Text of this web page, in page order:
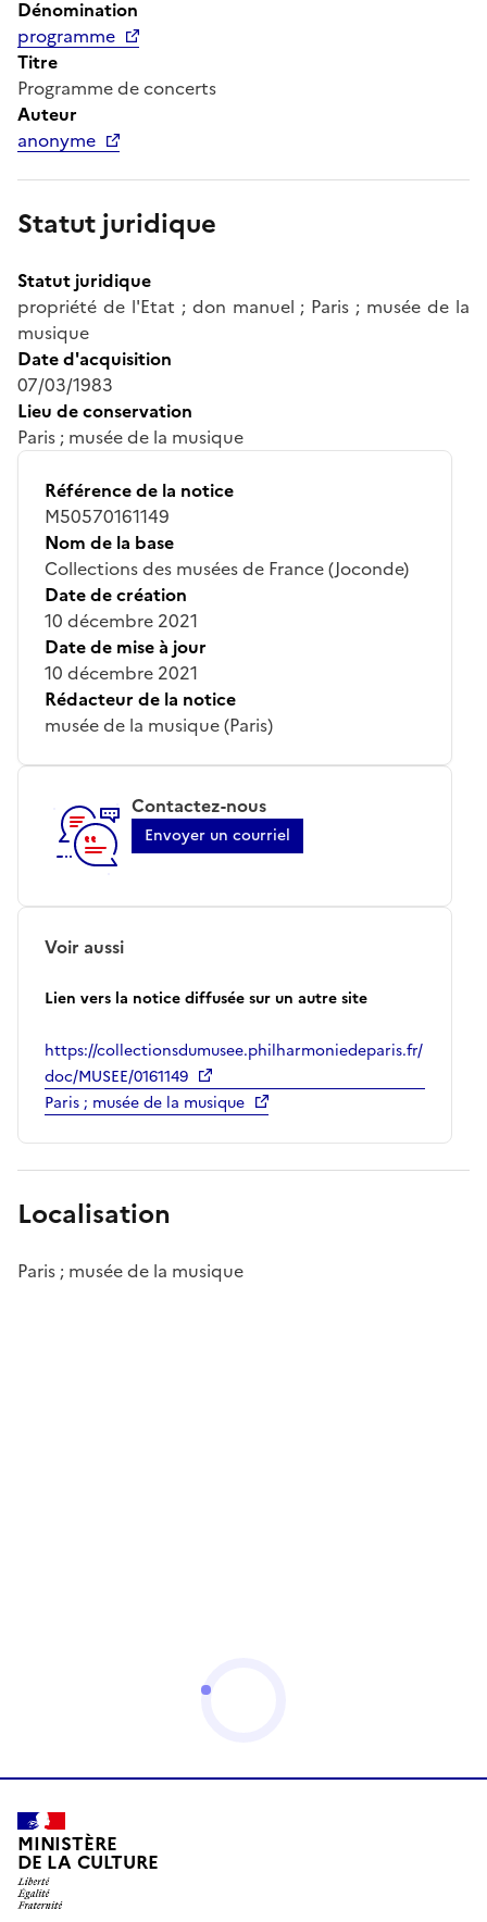
Dénomination
programme
Titre
Programme de concerts
Auteur
anonyme
Statut juridique
Statut juridique
propriété de l'Etat ; don manuel ; Paris ; musée de la
musique
Date d'acquisition
07/03/1983
Lieu de conservation
Paris ; musée de la musique
Référence de la notice
M50570161149
Nom de la base
Collections des musées de France (Joconde)
Date de création
10 décembre 2021
Date de mise à jour
10 décembre 2021
Rédacteur de la notice
musée de la musique (Paris)
Contactez-nous
Envoyer un courriel
Voir aussi
Lien vers la notice diffusée sur un autre site
https://collectionsdumusee.philharmoniedeparis.fr/
doc/MUSEE/0161149
Paris ; musée de la musique
Localisation
Paris ; musée de la musique
MINISTÈRE
DE LA CULTURE